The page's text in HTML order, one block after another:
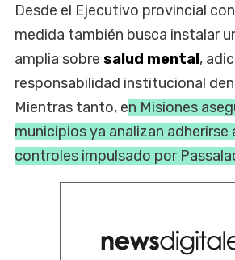
Desde el Ejecutivo provincial
medida también busca instalar
amplia sobre salud mental,
responsabilidad institucional
Mientras tanto, en Misiones
municipios ya analizan adherirse
controles impulsado por